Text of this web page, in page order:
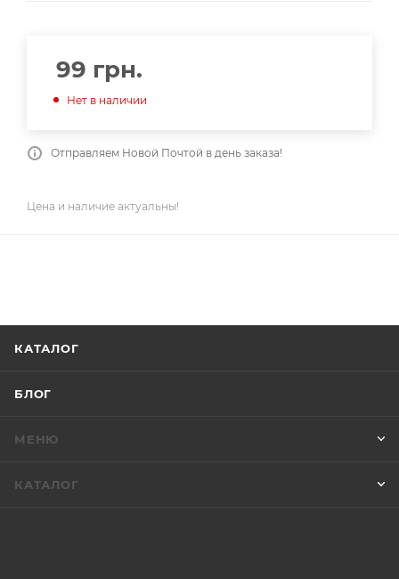
99 грн.
Нет в наличии
Отправляем Новой Почтой в день заказа!
Цена и наличие актуальны!
КАТАЛОГ
БЛОГ
МЕНЮ
КАТАЛОГ